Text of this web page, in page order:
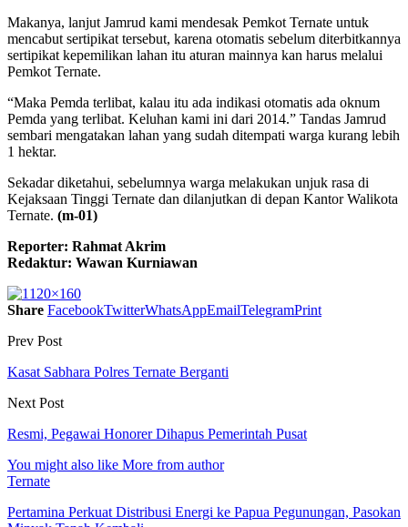
Makanya, lanjut Jamrud kami mendesak Pemkot Ternate untuk
mencabut sertipikat tersebut, karena otomatis sebelum diterbitkannya
sertipikat kepemilikan lahan itu aturan mainnya kan harus melalui
Pemkot Ternate.
“Maka Pemda terlibat, kalau itu ada indikasi otomatis ada oknum
Pemda yang terlibat. Keluhan kami ini dari 2014.” Tandas Jamrud
sembari mengatakan lahan yang sudah ditempati warga kurang lebih
1 hektar.
Sekadar diketahui, sebelumnya warga melakukan unjuk rasa di
Kejaksaan Tinggi Ternate dan dilanjutkan di depan Kantor Walikota
Ternate. (m-01)
Reporter: Rahmat Akrim
Redaktur: Wawan Kurniawan
Share FacebookTwitterWhatsAppEmailTelegramPrint
Prev Post
Kasat Sabhara Polres Ternate Berganti
Next Post
Resmi, Pegawai Honorer Dihapus Pemerintah Pusat
You might also like More from author
Ternate
Pertamina Perkuat Distribusi Energi ke Papua Pegunungan, Pasokan